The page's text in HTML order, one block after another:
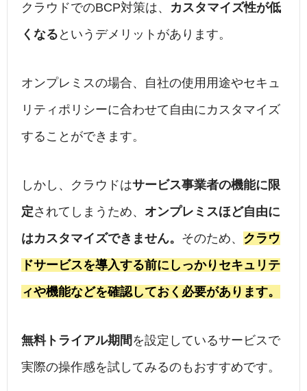
クラウドでのBCP対策は、 カスタマイズ性が低
くなる というデメリットがあります。
オンプレミスの場合、自社の使用用途やセキュ
リティポリシーに合わせて自由にカスタマイズ
することができます。
しかし、クラウドはサービス事業者の機能に限
定されてしまうため、 オンプレミスほど自由に
はカスタマイズできません。 そのため、 クラウ
ドサービスを導入する前にしっかりセキュリテ
ィや機能などを確認しておく必要があります。
無料トライアル期間 を設定しているサービスで
実際の操作感を試してみるのもおすすめです。